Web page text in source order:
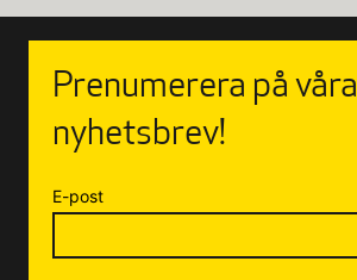
Prenumerera på våra
nyhetsbrev!
E-post